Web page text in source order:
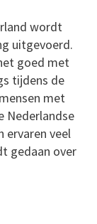
wordt
uitgevoerd.
goed met
tijdens de
met
Nederlandse
ervaren veel
gedaan over